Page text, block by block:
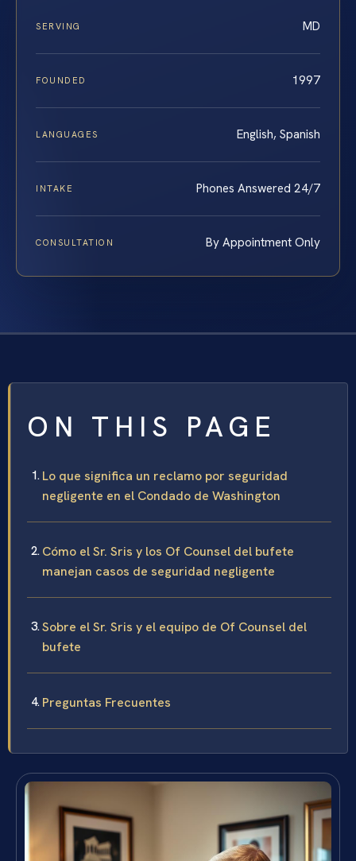
SERVING MD
FOUNDED 1997
LANGUAGES English, Spanish
INTAKE Phones Answered 24/7
CONSULTATION By Appointment Only
ON THIS PAGE
Lo que significa un reclamo por seguridad
negligente en el Condado de Washington
Cómo el Sr. Sris y los Of Counsel del bufete
manejan casos de seguridad negligente
Sobre el Sr. Sris y el equipo de Of Counsel del
bufete
Preguntas Frecuentes